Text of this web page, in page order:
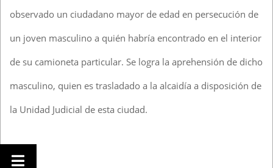
observado un ciudadano mayor de edad en persecución de
un joven masculino a quién habría encontrado en el interior
de su camioneta particular. Se logra la aprehensión de dicho
masculino, quien es trasladado a la alcaidía a disposición de
la Unidad Judicial de esta ciudad.